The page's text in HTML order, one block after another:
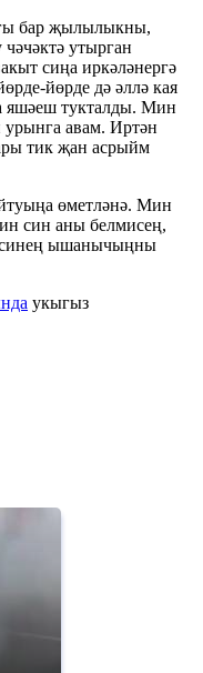
бар җылылыкны,
утырган
сиңа иркәләнергә
йөрде дә әллә кая
яшәеш тукталды. Мин
авам. Иртән
тик җан асрыйм
өметләнә. Мин
син аны белмисең,
синең ышанычыңны
укыгыз